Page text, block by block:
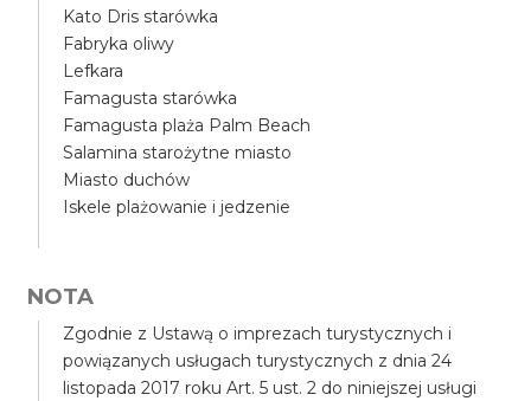
Kato Dris starówka
Fabryka oliwy
Lefkara
Famagusta starówka
Famagusta plaża Palm Beach
Salamina starożytne miasto
Miasto duchów
Iskele plażowanie i jedzenie
NOTA
Zgodnie z Ustawą o imprezach turystycznych i
powiązanych usługach turystycznych z dnia 24
listopada 2017 roku Art. 5 ust. 2 do niniejszej usługi